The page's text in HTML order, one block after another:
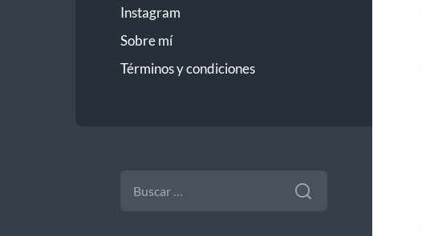
Instagram
Sobre mí
Términos y condiciones